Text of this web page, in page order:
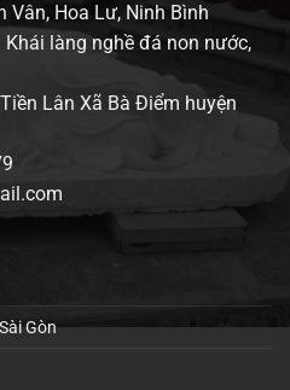
Vân, Hoa Lư, Ninh Bình
làng nghề đá non nước,
Lân Xã Bà Điểm huyện
Gòn